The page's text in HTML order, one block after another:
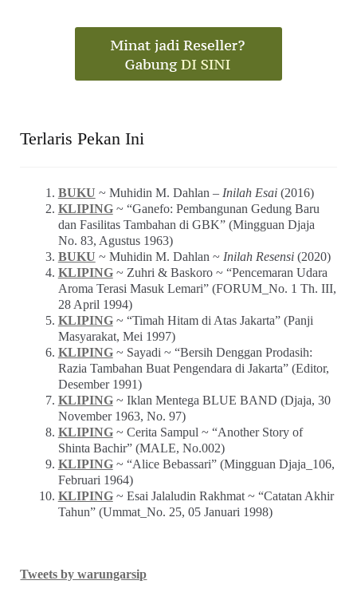
Terlaris Pekan Ini
BUKU ~ Muhidin M. Dahlan – Inilah Esai(2016)
KLIPING~ “Ganefo: Pembangunan Gedung Baru
dan Fasilitas Tambahan di GBK” (Mingguan Djaja
No. 83, Agustus 1963)
BUKU ~ Muhidin M. Dahlan ~ Inilah Resensi(2020)
KLIPING~ Zuhri & Baskoro ~ “Pencemaran Udara
Aroma Terasi Masuk Lemari” (FORUM_No. 1 Th. III,
28 April 1994)
KLIPING~ “Timah Hitam di Atas Jakarta” (Panji
Masyarakat, Mei 1997)
KLIPING~ Sayadi ~ “Bersih Denggan Prodasih:
Razia Tambahan Buat Pengendara di Jakarta” (Editor,
Desember 1991)
KLIPING~ Iklan Mentega BLUE BAND (Djaja, 30
November 1963, No. 97)
KLIPING~ Cerita Sampul ~ “Another Story of
Shinta Bachir” (MALE, No.002)
KLIPING~ “Alice Bebassari” (Mingguan Djaja_106,
Februari 1964)
KLIPING~ Esai Jalaludin Rakhmat ~ “Catatan Akhir
Tahun” (Ummat_No. 25, 05 Januari 1998)
Tweets by warungarsip